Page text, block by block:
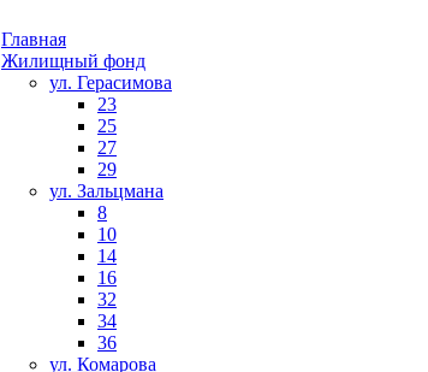
Главная
Жилищный фонд
ул. Герасимова
23
25
27
29
ул. Зальцмана
8
10
14
16
32
34
36
ул. Комарова